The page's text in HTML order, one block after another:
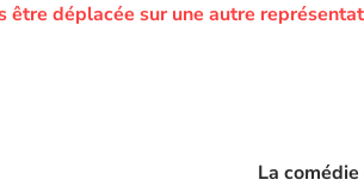
être déplacée sur une autre
La